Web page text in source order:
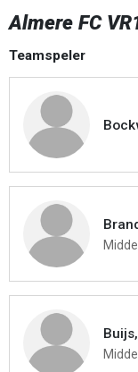
Almere FC
Teamspeler